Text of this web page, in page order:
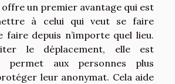
un premier avantage qui est
à celui qui veut se faire
faire depuis n’importe quel lieu.
le déplacement, elle est
permet aux personnes plus
leur anonymat. Cela aide